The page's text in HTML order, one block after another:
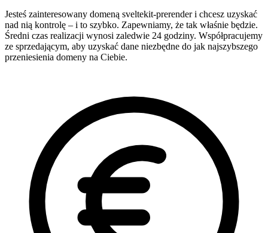
Jesteś zainteresowany domeną sveltekit-prerender i chcesz uzyskać
nad nią kontrolę – i to szybko. Zapewniamy, że tak właśnie będzie.
Średni czas realizacji wynosi zaledwie 24 godziny. Współpracujemy
ze sprzedającym, aby uzyskać dane niezbędne do jak najszybszego
przeniesienia domeny na Ciebie.